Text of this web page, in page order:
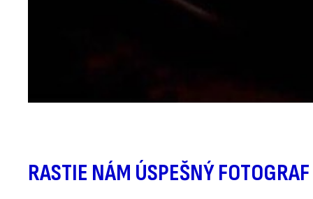
RASTIE NÁM ÚSPEŠNÝ FOTOGRAF